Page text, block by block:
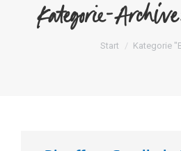
Kategorie-
Sie befinden
Start Kategorie